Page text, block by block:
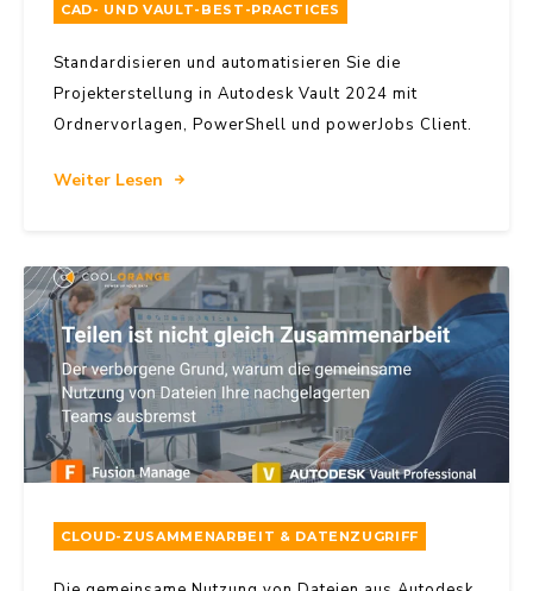
CAD- UND VAULT-BEST-PRACTICES
Standardisieren und automatisieren Sie die
Projekterstellung in Autodesk Vault 2024 mit
Ordnervorlagen, PowerShell und powerJobs Client.
Weiter Lesen
CLOUD-ZUSAMMENARBEIT & DATENZUGRIFF